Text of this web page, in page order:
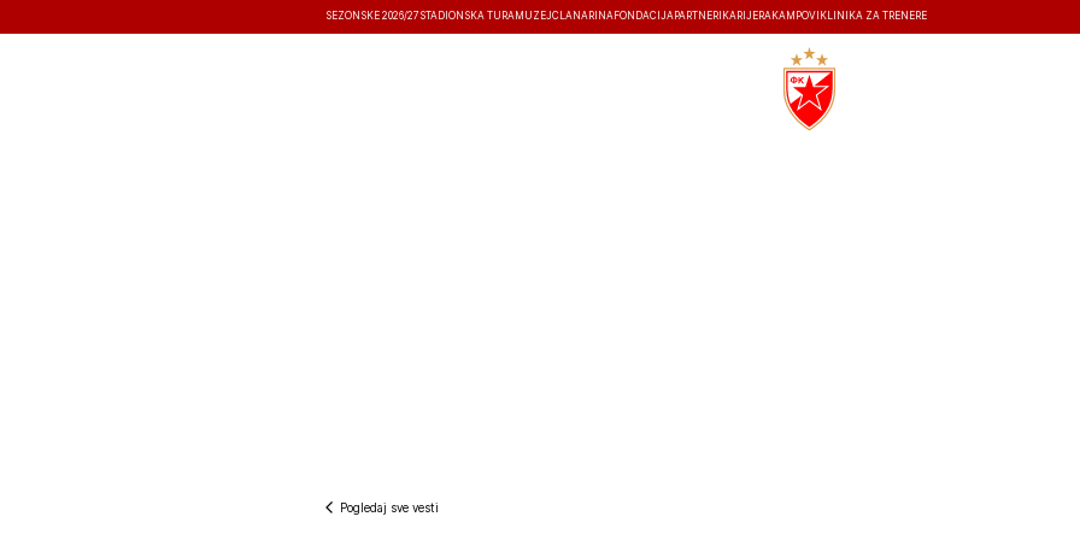
SEZONSKE 2026/27 STADIONSKA TURA MUZEJČLANARINA FONDACIJA PARTNERI KARIJERA KAMPOVI KLINIKA ZA TRENERE
Pogledaj sve vesti